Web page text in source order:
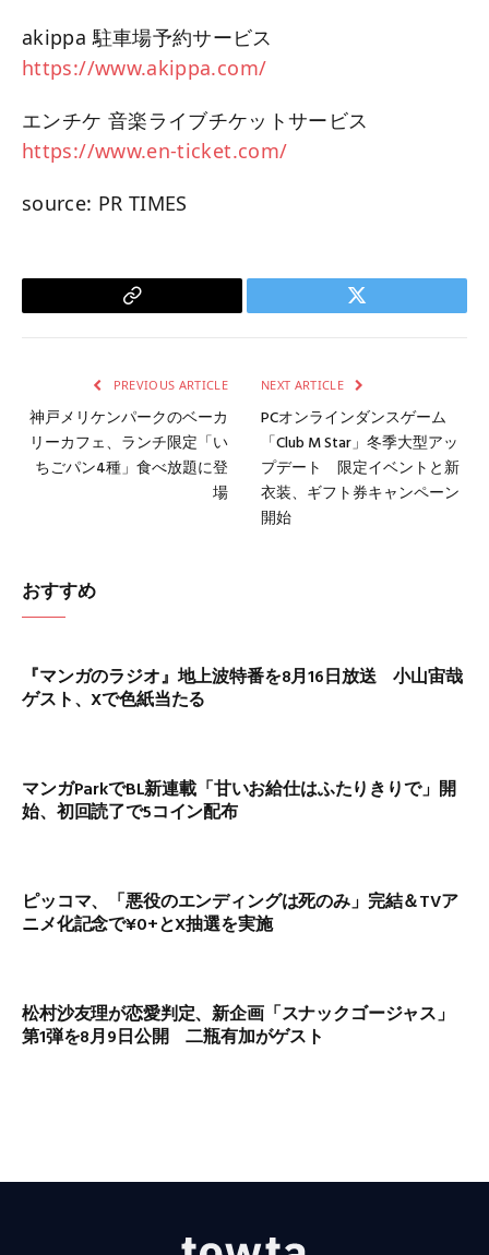
akippa 駐車場予約サービス
https://www.akippa.com/
エンチケ 音楽ライブチケットサービス
https://www.en-ticket.com/
source: PR TIMES
Copy
Twitter
PREVIOUS ARTICLE
神戸メリケンパークのベーカ
リーカフェ、ランチ限定「い
ちごパン4種」食べ放題に登
場
NEXT ARTICLE
PCオンラインダンスゲーム
「Club M Star」冬季大型アッ
プデート 限定イベントと新
衣装、ギフト券キャンペーン
開始
おすすめ
『マンガのラジオ』地上波特番を8月16日放送 小山宙哉
ゲスト、Xで色紙当たる
マンガParkでBL新連載「甘いお給仕はふたりきりで」開
始、初回読了で5コイン配布
ピッコマ、「悪役のエンディングは死のみ」完結＆TVア
ニメ化記念で¥0+とX抽選を実施
松村沙友理が恋愛判定、新企画「スナックゴージャス」
第1弾を8月9日公開 二瓶有加がゲスト